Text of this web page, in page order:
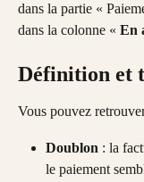
dans la partie «
dans la colonne « En
Définition et
Vous pouvez
Doublon : la
le paiement